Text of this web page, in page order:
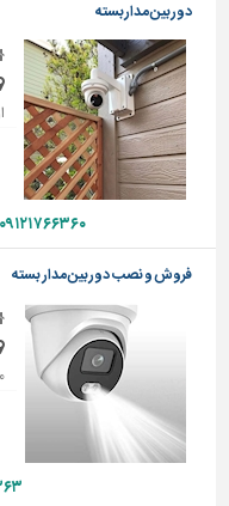
محوطه
سازی
و
نما
ساخت
و
ساز
ساختمان
شهرسازی،
ترافیک
دوربین مداربسته
از
۰۹۱۲۱۷۶۶۳۶۰
فروش و نصب دوربین مدار بسته